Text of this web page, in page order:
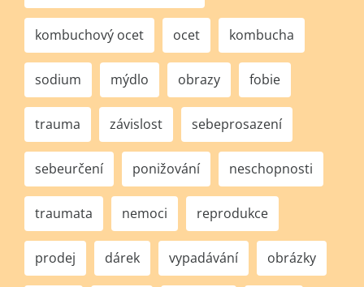
kombuchový ocet ocet kombucha
sodium mýdlo obrazy fobie
trauma závislost sebeprosazení
sebeurčení ponižování neschopnosti
traumata nemoci reprodukce
prodej dárek vypadávání obrázky